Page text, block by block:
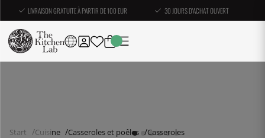
LIVRAISON GRATUITE À PARTIR DE 100 EUR 30 JOURS D'ACHAT OUVERT
Start Cuisine Casseroles et poêles Casseroles